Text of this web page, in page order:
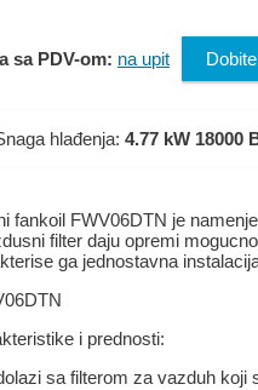
sa PDV-om: na upit
hlađenja: 4.77 kW 18000
fankoil FWV06DTN je
filter daju opremi
ga jednostavna
i prednosti:
sa filterom za vazduh koji